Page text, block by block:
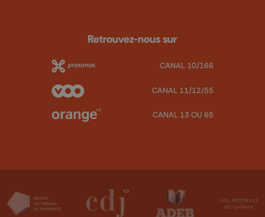
Retrouvez-nous sur
CANAL 10/166
CANAL 11/12/55
CANAL 13 OU 65